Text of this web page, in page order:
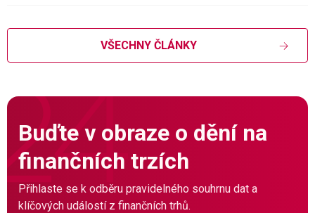
VŠECHNY ČLÁNKY
Buďte v obraze o dění na
finančních trzích
Přihlaste se k odběru pravidelného souhrnu dat a
klíčových událostí z finančních trhů.